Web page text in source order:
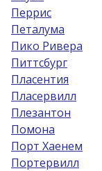
Перрис
Петалума
Пико Ривера
Питтсбург
Пласентия
Пласервилл
Плезантон
Помона
Порт Хаенем
Портервилл